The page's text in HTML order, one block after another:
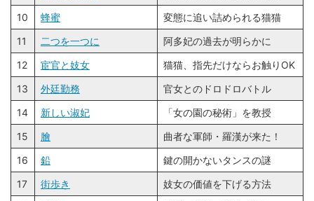
10
蜂蜜
変態に追い詰められる猫猫
11
二つを一つに
阿多妃の過去が明らかに
12
宦官と妓女
猫猫、指先だけならお触りOK
13
外廷勤務
官女とのドロドロバトル
14
新しい淑妃
「女の園の秘術」を教授
15
膾
曲者な軍師・羅漢が来た！
16
鉛
鍵の開かないタンスの謎
17
街歩き
妓女の価値を下げる方法